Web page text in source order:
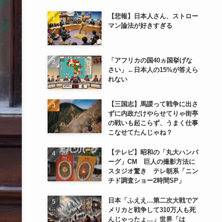
【悲報】日本人さん、ストロー
マン論法が好きすぎる
「アフリカの国40ヵ国挙げな
さい」←日本人の15%が答えら
れない
【三国志】馬謖って戦争に出さ
ずに内政だけやらせてりゃ街亭
の戦いも起こらず、うまく仕事
こなせてたんじゃね？
【テレビ】昭和の「丸大ハンバ
ーグ」CM 巨人の撮影方法に
スタジオ驚き テレ朝系「ニン
チド調査ショー2時間SP」
日本「ふええ…第二次大戦でア
メリカと戦争して310万人も死
んじゃったょ…」世界「は